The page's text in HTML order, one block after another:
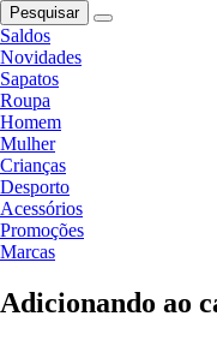
Pesquisar
Saldos
Novidades
Sapatos
Roupa
Homem
Mulher
Crianças
Desporto
Acessórios
Promoções
Marcas
Adicionando ao